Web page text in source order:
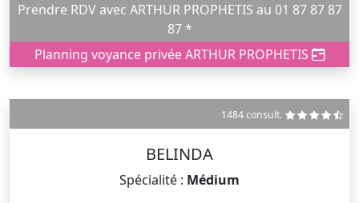
Prendre RDV avec ARTHUR PROPHETIS au 01 87 87 87
87 *
Planning voyance privée ARTHUR PROPHETIS
1484 consult.
BELINDA
Spécialité : Médium